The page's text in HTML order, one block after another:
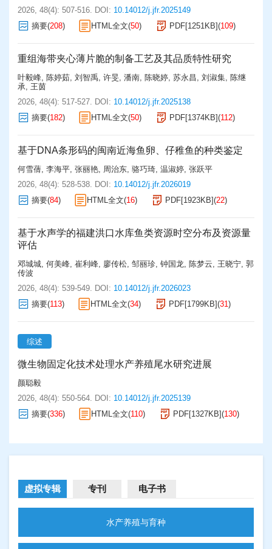
2026, 48(4): 507-516.
DOI: 10.14012/j.jfr.2025149
摘要(208) HTML全文(50) PDF[1251KB](109)
重组海带夹心薄片脆的制备工艺及其品质特性研究
叶毅峰 陈婷茹 刘智禹 许旻 潘南 陈晓婷 苏永昌 刘淑集 陈继
承
王茵
2026, 48(4): 517-527.
DOI: 10.14012/j.jfr.2025138
摘要(182) HTML全文(50) PDF[1374KB](112)
基于DNA条形码的闽南近海鱼卵、仔稚鱼的种类鉴定
何雪蒨 李海平 张丽艳 周治东 骆巧琦 温淑婷 张跃平
2026, 48(4): 528-538.
DOI: 10.14012/j.jfr.2026019
摘要(84) HTML全文(16) PDF[1923KB](22)
基于水声学的福建洪口水库鱼类资源时空分布及资源量
评估
邓城城 何美峰 崔利峰 廖传松 邹丽珍 钟国龙 陈梦云 王晓宁 郭
传波
2026, 48(4): 539-549.
DOI: 10.14012/j.jfr.2026023
摘要(113) HTML全文(34) PDF[1799KB](31 )
综述
微生物固定化技术处理水产养殖尾水研究进展
颜聪毅
2026, 48(4): 550-564.
DOI: 10.14012/j.jfr.2025139
摘要(336) HTML全文(110) PDF[1327KB](130)
虚拟专辑 专刊 电子书
水产养殖与育种